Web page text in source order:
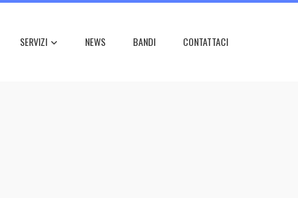
SERVIZI NEWS BANDI CONTATTACI